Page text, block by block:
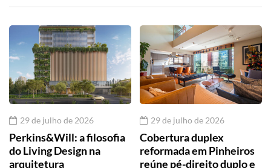
29 de julho de 2026
Perkins&Will: a filosofia
do Living Design na
arquitetura
29 de julho de 2026
Cobertura duplex
reformada em Pinheiros
reúne pé-direito duplo e